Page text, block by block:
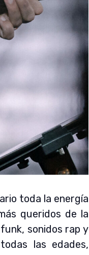
toda la energía
queridos de la
sonidos rap y
las edades,